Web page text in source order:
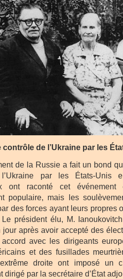
contrôle de l’Ukraine par les
de la Russie a fait un bond
par les États-Unis
ont raconté cet événement
populaire, mais les
des forces ayant leurs propres
président élu, M.
jour après avoir accepté des
accord avec les dirigeants
et des fusillades
droite ont imposé un
dirigé par la secrétaire d’État